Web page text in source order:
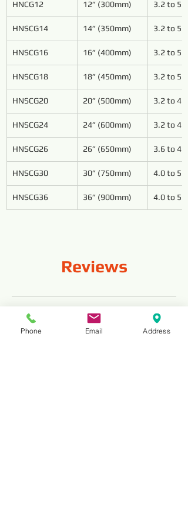
HNCG12 12” (300mm) 3.2 to 5.4
HNSCG14 14” (350mm) 3.2 to 5.4
HNSCG16 16” (400mm) 3.2 to 5.4
HNSCG18 18” (450mm) 3.2 to 5.4
HNSCG20 20” (500mm) 3.2 to 4.8
HNSCG24 24” (600mm) 3.2 to 4.8
HNSCG26 26” (650mm) 3.6 to 4.8
HNSCG30 30” (750mm) 4.0 to 5.4
HNSCG36 36” (900mm) 4.0 to 5.4
Reviews
Komentarze
Phone Email Address